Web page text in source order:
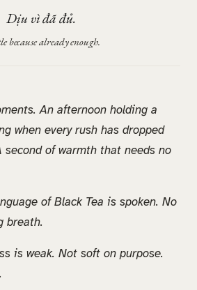
Dịu vì đã đủ.
because already enough.
An afternoon holding a
when every rush has dropped
second of warmth that needs no
of Black Tea is spoken. No
breath.
is weak. Not soft on purpose.